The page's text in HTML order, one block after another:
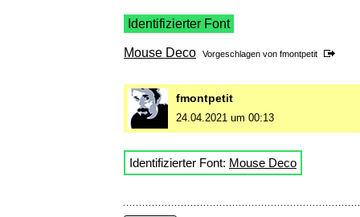
Identifizierter Font
Mouse Deco Vorgeschlagen von fmontpetit
fmontpetit
24.04.2021 um 00:13
Identifizierter Font: Mouse Deco